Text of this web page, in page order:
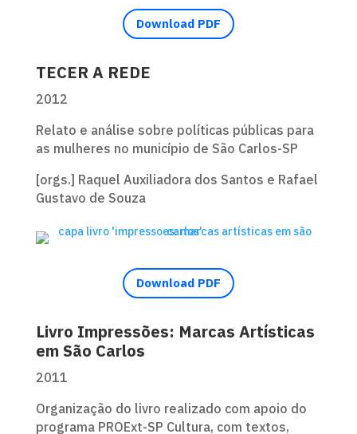
Download PDF
TECER A REDE
2012
Relato e análise sobre políticas públicas para
as mulheres no município de São Carlos-SP
[orgs.] Raquel Auxiliadora dos Santos e Rafael
Gustavo de Souza
Download PDF
Livro Impressões: Marcas Artísticas
em São Carlos
2011
Organização do livro realizado com apoio do
programa PROExt-SP Cultura, com textos,